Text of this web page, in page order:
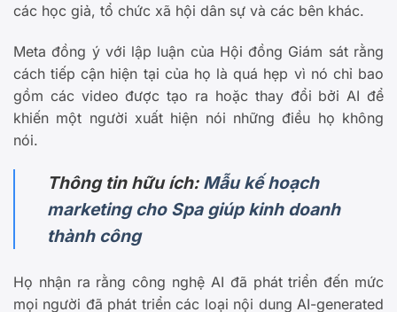
các học giả, tổ chức xã hội dân sự và các bên khác.
Meta đồng ý với lập luận của Hội đồng Giám sát rằng
cách tiếp cận hiện tại của họ là quá hẹp vì nó chỉ bao
gồm các video được tạo ra hoặc thay đổi bởi AI để
khiến một người xuất hiện nói những điều họ không
nói.
Thông tin hữu ích: Mẫu kế hoạch
marketing cho Spa giúp kinh doanh
thành công
Họ nhận ra rằng công nghệ AI đã phát triển đến mức
mọi người đã phát triển các loại nội dung AI-generated